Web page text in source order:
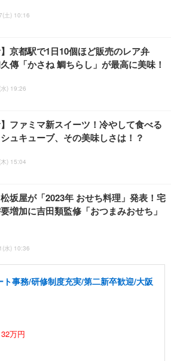
土) 10:16
】京都駅で1日10個ほど販売のレア弁
傳「かさね 鯛ちらし」が最高に美味！
) 19:26
】ファミマ新スイーツ！冷やして食べる
ュキューブ、その美味しさは！？
) 15:04
坂屋が「2023年 おせち料理」発表！宅
増加に吉田類監修「おつまみおせち」
水) 10:36
ト事務/研修制度充実/第二新卒歓迎/大阪
万円